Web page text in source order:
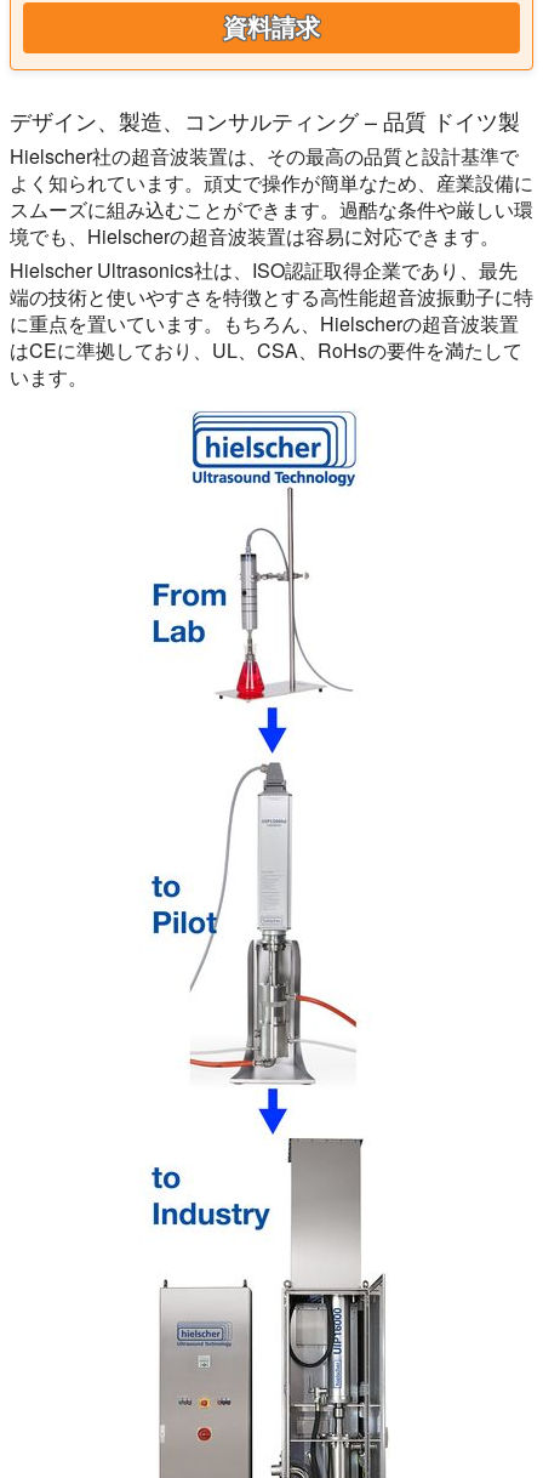
資料請求
デザイン、製造、コンサルティング – 品質 ドイツ製
Hielscher社の超音波装置は、その最高の品質と設計基準で
よく知られています。頑丈で操作が簡単なため、産業設備に
スムーズに組み込むことができます。過酷な条件や厳しい環
境でも、Hielscherの超音波装置は容易に対応できます。
Hielscher Ultrasonics社は、ISO認証取得企業であり、最先
端の技術と使いやすさを特徴とする高性能超音波振動子に特
に重点を置いています。もちろん、Hielscherの超音波装置
はCEに準拠しており、UL、CSA、RoHsの要件を満たして
います。